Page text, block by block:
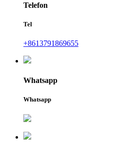
Telefon
Tel
+8613791869655
Whatsapp
Whatsapp